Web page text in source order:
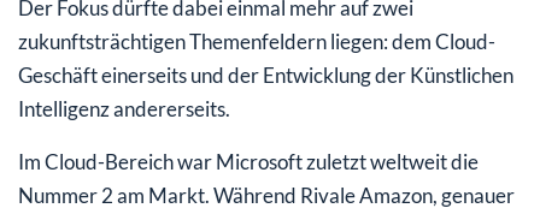
Der Fokus dürfte dabei einmal mehr auf zwei
zukunftsträchtigen Themenfeldern liegen: dem Cloud-
Geschäft einerseits und der Entwicklung der Künstlichen
Intelligenz andererseits.
Im Cloud-Bereich war Microsoft zuletzt weltweit die
Nummer 2 am Markt. Während Rivale Amazon, genauer